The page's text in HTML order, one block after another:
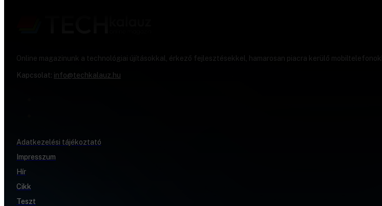
Online magazinunk a technológiai újításokkal, érkező fejlesztésekkel, hamarosan piacra kerülő
Kapcsolat: info@techkalauz.hu
Adatkezelési tájékoztató
Impresszum
Hír
Cikk
Teszt